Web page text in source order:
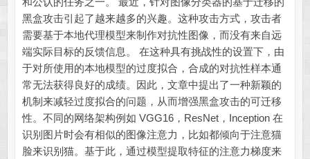
黑盒攻击引起了越来越多的兴趣。这种攻击方式，攻击者
需要基于本地代理模型来制作对抗性图像，而没有来自远
端实际目标的反馈信息。 在这种具有挑战性的设置下，由
于对所使用的本地模型的过度拟合，合成的对抗性样本通
常无法获得良好的成绩。因此，文章中提出了一种新颖的
机制来减轻过度拟合的问题，从而增强黑盒攻击的可迁移
性。不同的网络架构例如 VGG16，ResNet，Inception 在
识别图片时会有相似的图像注意力，比如都倾向于注意猫
脸来识别猫。基于此，通过模型提取特征的注意力梯度来